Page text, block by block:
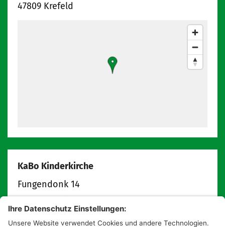
47809 Krefeld
KaBo Kinderkirche
Fungendonk 14
info@kabokinderkirche.de